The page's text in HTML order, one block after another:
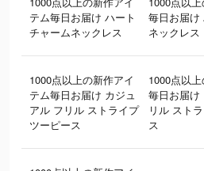
テム毎日お届け ハート
チャームネックレス
毎日お届け
ネックレス
1000点以上の新作アイ
テム毎日お届け カジュ
アル フリル ストライプ
ツーピース
1000点以
毎日お届け
リル スト
ス